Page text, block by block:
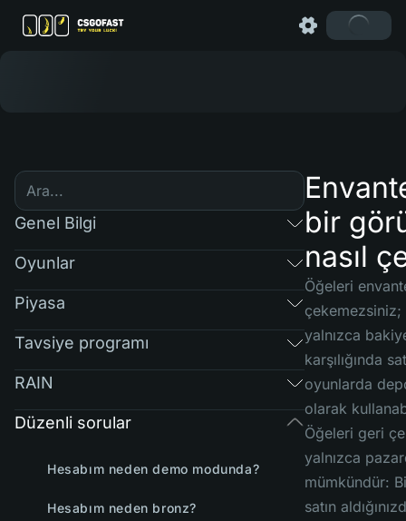
Genel Bilgi
Oyunlar
Piyasa
Tavsiye programı
RAIN
Düzenli sorular
Hesabım neden demo modunda?
Hesabım neden bronz?
bir
nasıl
Öğeleri
çekemezsiniz;
yalnızca
karşılığında
oyunlarda
olarak
Öğeleri geri
yalnızca
mümkündür:
satın